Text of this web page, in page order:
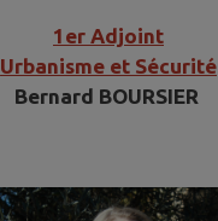
1er Adjoint
Urbanisme et Sécurité
Bernard BOURSIER